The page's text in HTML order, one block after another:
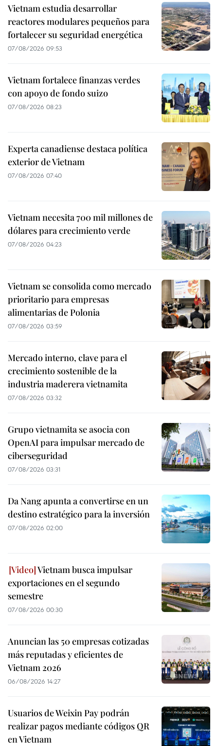
Vietnam estudia desarrollar
reactores modulares pequeños para
fortalecer su seguridad energética
07/08/2026 09:53
Vietnam fortalece finanzas verdes
con apoyo de fondo suizo
07/08/2026 08:23
Experta canadiense destaca política
exterior de Vietnam
07/08/2026 07:40
Vietnam necesita 700 mil millones de
dólares para crecimiento verde
07/08/2026 04:23
Vietnam se consolida como mercado
prioritario para empresas
alimentarias de Polonia
07/08/2026 03:59
Mercado interno, clave para el
crecimiento sostenible de la
industria maderera vietnamita
07/08/2026 03:32
Grupo vietnamita se asocia con
OpenAI para impulsar mercado de
ciberseguridad
07/08/2026 03:31
Da Nang apunta a convertirse en un
destino estratégico para la inversión
07/08/2026 02:00
Vietnam busca impulsar
exportaciones en el segundo
semestre
07/08/2026 00:30
Anuncian las 50 empresas cotizadas
más reputadas y eficientes de
Vietnam 2026
06/08/2026 14:27
Usuarios de Weixin Pay podrán
realizar pagos mediante códigos QR
en Vietnam